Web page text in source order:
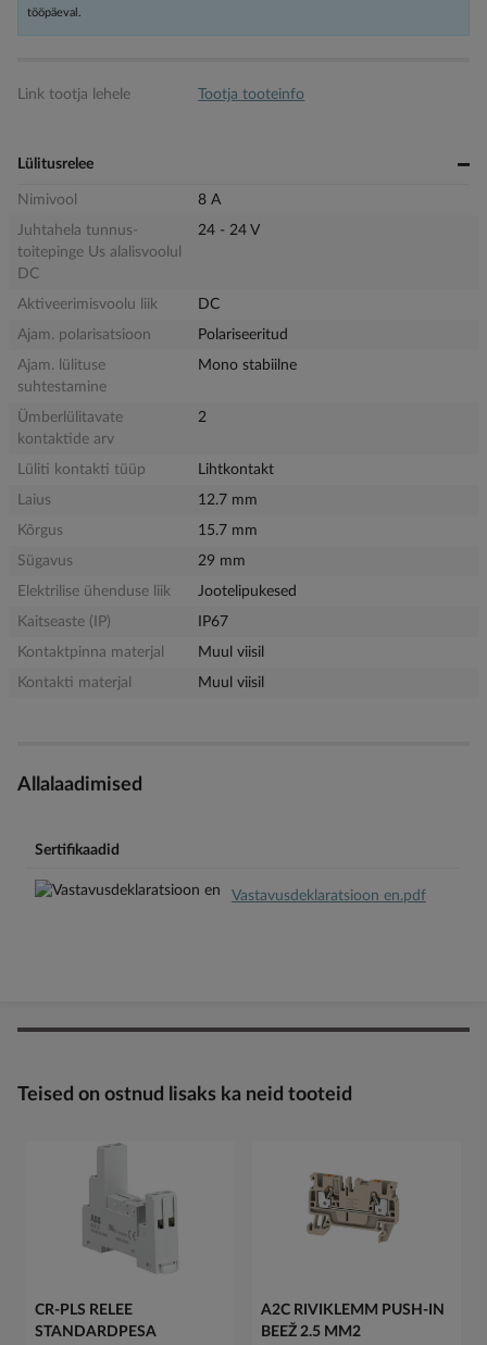
tööpäeval.
Link tootja lehele Tootja tooteinfo
Lülitusrelee
Nimivool
8 A
Juhtahela tunnus-
toitepinge Us alalisvoolul
DC
24 - 24 V
Aktiveerimisvoolu liik
DC
Ajam. polarisatsioon
Polariseeritud
Ajam. lülituse
suhtestamine
Mono stabiilne
Ümberlülitavate
kontaktide arv
2
Lüliti kontakti tüüp
Lihtkontakt
Laius
12.7 mm
Kõrgus
15.7 mm
Sügavus
29 mm
Elektrilise ühenduse liik
Jootelipukesed
Kaitseaste (IP)
IP67
Kontaktpinna materjal
Muul viisil
Kontakti materjal
Muul viisil
Allalaadimised
Sertifikaadid
Vastavusdeklaratsioon en.pdf
Teised on ostnud lisaks ka neid tooteid
CR-PLS RELEE
STANDARDPESA
A2C RIVIKLEMM PUSH-IN
BEEŽ 2.5 MM2